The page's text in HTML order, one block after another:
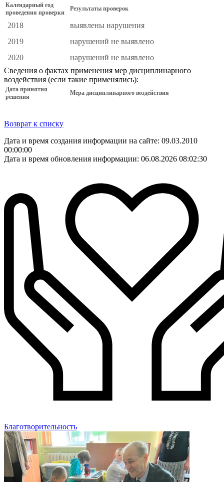
Календарный год
проведения проверки
Результаты проверок
2018
выявлены нарушения
2019
нарушений не выявлено
2020
нарушений не выявлено
Сведения о фактах применения мер дисциплинарного
воздействия (если такие применялись):
Дата принятия
решения
Мера дисциплинарного воздействия
Возврат к списку
Дата и время создания информации на сайте: 09.03.2010
00:00:00
Дата и время обновления информации: 06.08.2026 08:02:30
Благотворительность